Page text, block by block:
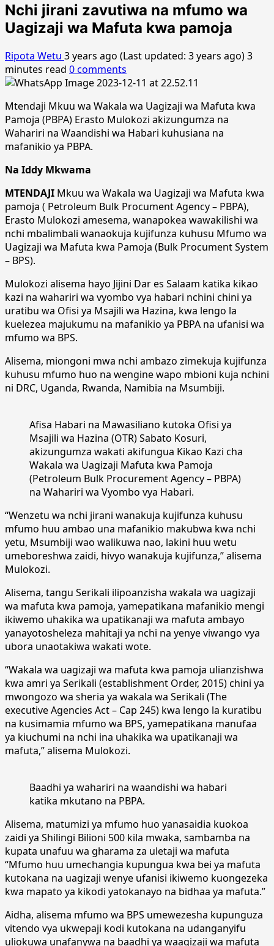
Nchi jirani zavutiwa na mfumo wa
Uagizaji wa Mafuta kwa pamoja
Ripota Wetu 3 years ago (Last updated: 3 years ago)3
minutes read 0 comments
Mtendaji Mkuu wa Wakala wa Uagizaji wa Mafuta kwa
Pamoja (PBPA) Erasto Mulokozi akizungumza na
Wahariri na Waandishi wa Habari kuhusiana na
mafanikio ya PBPA.
Na Iddy Mkwama
MTENDAJI Mkuu wa Wakala wa Uagizaji wa Mafuta kwa
pamoja ( Petroleum Bulk Procument Agency – PBPA),
Erasto Mulokozi amesema, wanapokea wawakilishi wa
nchi mbalimbali wanaokuja kujifunza kuhusu Mfumo wa
Uagizaji wa Mafuta kwa Pamoja (Bulk Procument System
– BPS).
Mulokozi alisema hayo Jijini Dar es Salaam katika kikao
kazi na wahariri wa vyombo vya habari nchini chini ya
uratibu wa Ofisi ya Msajili wa Hazina, kwa lengo la
kuelezea majukumu na mafanikio ya PBPA na ufanisi wa
mfumo wa BPS.
Alisema, miongoni mwa nchi ambazo zimekuja kujifunza
kuhusu mfumo huo na wengine wapo mbioni kuja nchini
ni DRC, Uganda, Rwanda, Namibia na Msumbiji.
Afisa Habari na Mawasiliano kutoka Ofisi ya
Msajili wa Hazina (OTR) Sabato Kosuri,
akizungumza wakati akifungua Kikao Kazi cha
Wakala wa Uagizaji Mafuta kwa Pamoja
(Petroleum Bulk Procurement Agency – PBPA)
na Wahariri wa Vyombo vya Habari.
“Wenzetu wa nchi jirani wanakuja kujifunza kuhusu
mfumo huu ambao una mafanikio makubwa kwa nchi
yetu, Msumbiji wao walikuwa nao, lakini huu wetu
umeboreshwa zaidi, hivyo wanakuja kujifunza,” alisema
Mulokozi.
Alisema, tangu Serikali ilipoanzisha wakala wa uagizaji
wa mafuta kwa pamoja, yamepatikana mafanikio mengi
ikiwemo uhakika wa upatikanaji wa mafuta ambayo
yanayotosheleza mahitaji ya nchi na yenye viwango vya
ubora unaotakiwa wakati wote.
“Wakala wa uagizaji wa mafuta kwa pamoja ulianzishwa
kwa amri ya Serikali (establishment Order, 2015) chini ya
mwongozo wa sheria ya wakala wa Serikali (The
executive Agencies Act – Cap 245) kwa lengo la kuratibu
na kusimamia mfumo wa BPS, yamepatikana manufaa
ya kiuchumi na nchi ina uhakika wa upatikanaji wa
mafuta,” alisema Mulokozi.
Baadhi ya wahariri na waandishi wa habari
katika mkutano na PBPA.
Alisema, matumizi ya mfumo huo yanasaidia kuokoa
zaidi ya Shilingi Bilioni 500 kila mwaka, sambamba na
kupata unafuu wa gharama za uletaji wa mafuta
“Mfumo huu umechangia kupungua kwa bei ya mafuta
kutokana na uagizaji wenye ufanisi ikiwemo kuongezeka
kwa mapato ya kikodi yatokanayo na bidhaa ya mafuta.”
Aidha, alisema mfumo wa BPS umewezesha kupunguza
vitendo vya ukwepaji kodi kutokana na udanganyifu
uliokuwa unafanywa na baadhi ya waagizaji wa mafuta